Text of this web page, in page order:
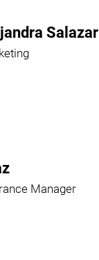
Salazar
Manager